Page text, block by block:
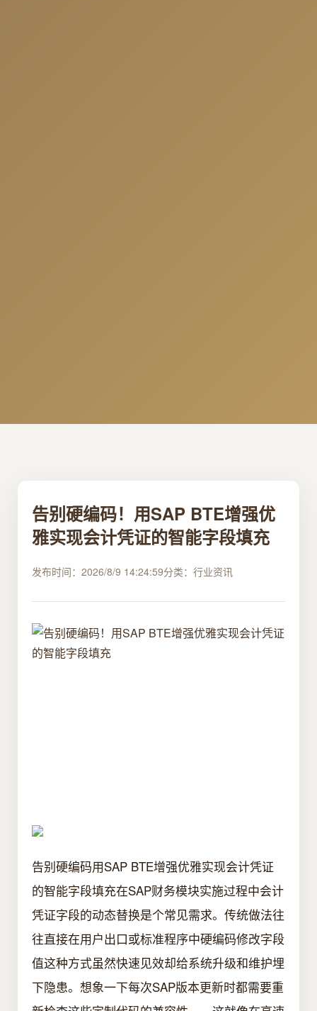
告别硬编码！用SAP BTE增强优
雅实现会计凭证的智能字段填充
发布时间：2026/8/9 14:24:59分类：行业资讯
告别硬编码用SAP BTE增强优雅实现会计凭证
的智能字段填充在SAP财务模块实施过程中会计
凭证字段的动态替换是个常见需求。传统做法往
往直接在用户出口或标准程序中硬编码修改字段
值这种方式虽然快速见效却给系统升级和维护埋
下隐患。想象一下每次SAP版本更新时都需要重